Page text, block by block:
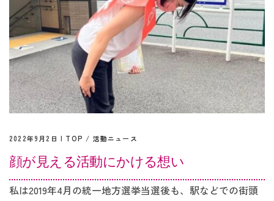
2022年9月2日 | TOP / 活動ニュース
顔が見える活動にかける想い
私は2019年4月の統一地方選挙当選後も、駅などでの街頭